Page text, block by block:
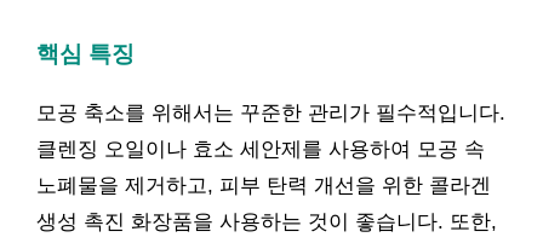
핵심 특징
모공 축소를 위해서는 꾸준한 관리가 필수적입니다.
클렌징 오일이나 효소 세안제를 사용하여 모공 속
노폐물을 제거하고, 피부 탄력 개선을 위한 콜라겐
생성 촉진 화장품을 사용하는 것이 좋습니다. 또한,